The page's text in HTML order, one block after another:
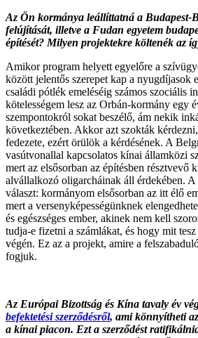
Az Ön kormánya leállíttatná a Budapest-
felújítását, illetve a Fudan egyetem
építését? Milyen projektekre költenék az
Amikor program helyett egyelőre a
között jelentős szerepet kap a nyugdíjasok
családi pótlék emeléséig számos szociális
kötelességem lesz az Orbán-kormány egy
szempontokról sokat beszélő, ám nekik
következtében. Akkor azt szokták
fedezete, ezért örülök a kérdésének. A
vasútvonallal kapcsolatos kínai államközi
mert az elsősorban az építésben résztvevő
alvállalkozó oligarcháinak áll érdekében. A
választ: kormányom elsősorban az itt élő
mert a versenyképességünknek
és egészséges ember, akinek nem kell
tudja-e fizetni a számlákat, és hogy mit
végén. Ez az a projekt, amire a
fogjuk.
Az Európai Bizottság és Kína tavaly év
befektetési szerződésről, ami könnyítheti
a kínai piacon. Ezt a szerződést